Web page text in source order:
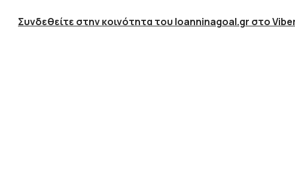
Συνδεθείτε στην κοινότητα του Ioanninagoal.gr στο